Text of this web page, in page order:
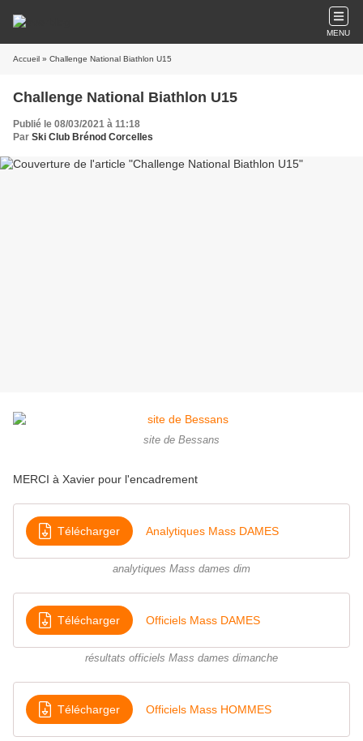
MENU
Accueil » Challenge National Biathlon U15
Challenge National Biathlon U15
Publié le 08/03/2021 à 11:18
Par Ski Club Brénod Corcelles
site de Bessans
MERCI à Xavier pour l'encadrement
Télécharger Analytiques Mass DAMES
analytiques Mass dames dim
Télécharger Officiels Mass DAMES
résultats officiels Mass dames dimanche
Télécharger Officiels Mass HOMMES